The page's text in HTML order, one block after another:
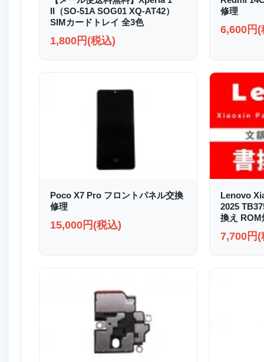
II（SO-51A SOG01 XQ-AT42）
SIMカードトレイ 全3色
1,800円(税込)
修理
6,600円(
Poco X7 Pro フロントパネル交換
修理
15,000円(税込)
Lenovo
2025
換え ROM
7,700円(